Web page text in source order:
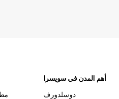
أهم المدن في سويسرا
دوسلدورف